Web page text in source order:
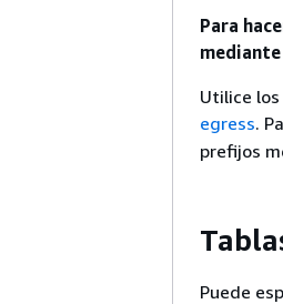
Para
mediante
Utilice
egress.
prefijos
Puede